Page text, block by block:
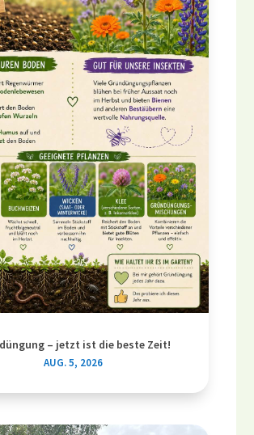
– jetzt ist die beste Zeit!
AUG. 5, 2026